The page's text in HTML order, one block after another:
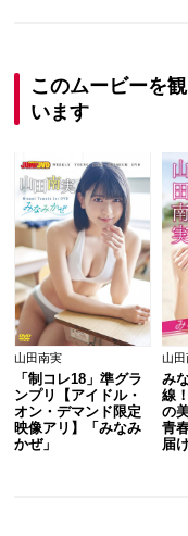
このムービーを
います
山田南実
「制コレ18」準グラ
ンプリ【アイドル・
オン・デマンド限定
映像アリ】「みなみ
かぜ」
山田
み
線
の
青
届